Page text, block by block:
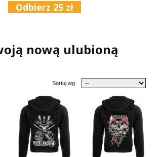
Odbierz 25 zł
nową ulubioną
Sortuj wg